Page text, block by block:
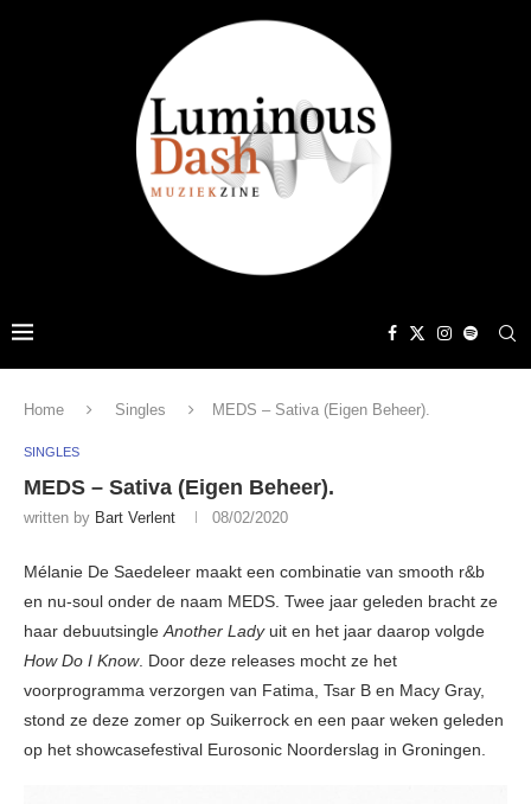
Home Singles MEDS – Sativa (Eigen Beheer).
SINGLES
MEDS – Sativa (Eigen Beheer).
written by Bart Verlent 08/02/2020
Mélanie De Saedeleer maakt een combinatie van smooth r&b
en nu-soul onder de naam MEDS. Twee jaar geleden bracht ze
haar debuutsingleAnother Lady uit en het jaar daarop volgde
How Do I Know. Door deze releases mocht ze het
voorprogramma verzorgen van Fatima, Tsar B en Macy Gray,
stond ze deze zomer op Suikerrock en een paar weken geleden
op het showcasefestival Eurosonic Noorderslag in Groningen.